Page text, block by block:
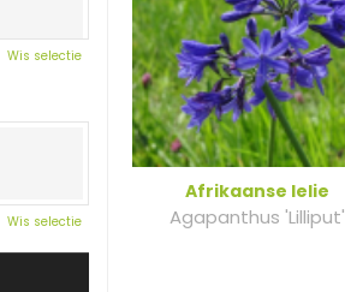
Afrikaanse lelie
Agapanthus 'Lilliput'
Wis selectie
Wis selectie